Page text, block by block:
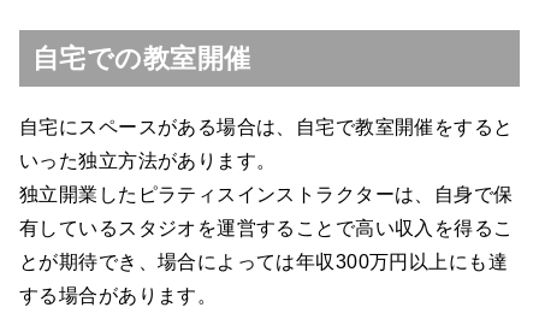
自宅での教室開催
自宅にスペースがある場合は、自宅で教室開催をすると
いった独立方法があります。
独立開業したピラティスインストラクターは、自身で保
有しているスタジオを運営することで高い収入を得るこ
とが期待でき、場合によっては年収300万円以上にも達
する場合があります。